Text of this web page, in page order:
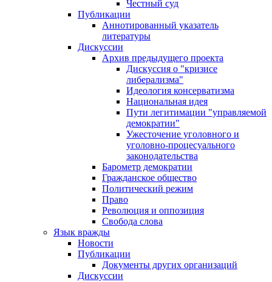
Честный суд
Публикации
Аннотированный указатель
литературы
Дискуссии
Архив предыдущего проекта
Дискуссия о "кризисе
либерализма"
Идеология консерватизма
Национальная идея
Пути легитимации "управляемой
демократии"
Ужесточение уголовного и
уголовно-процесуального
законодательства
Барометр демократии
Гражданское общество
Политический режим
Право
Революция и оппозиция
Свобода слова
Язык вражды
Новости
Публикации
Документы других организаций
Дискуссии